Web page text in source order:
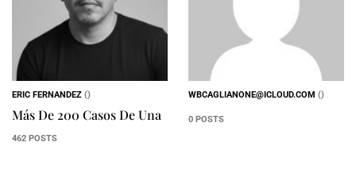
ERIC FERNANDEZ ()
Más De 200 Casos De Una
462 POSTS
WBCAGLIANONE@ICLOUD.COM ()
0 POSTS